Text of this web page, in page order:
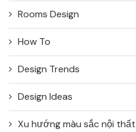
Rooms Design
How To
Design Trends
Design Ideas
Xu hướng màu sắc nội